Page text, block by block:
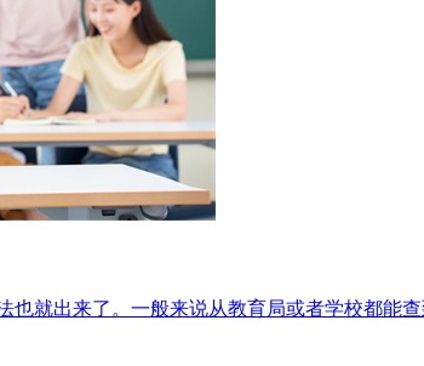
就出来了。一般来说从教育局或者学校都能